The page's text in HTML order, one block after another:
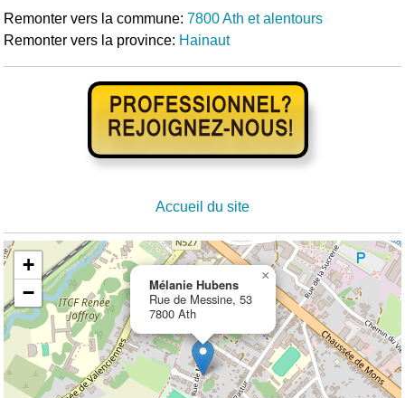
Remonter vers la commune:7800 Ath et alentours
Remonter vers la province: Hainaut
Accueil du site
Mélanie Hubens
Rue de Messine, 53
7800 Ath
×
+
−